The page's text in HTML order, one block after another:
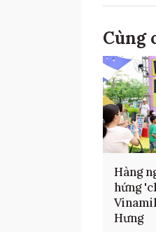
Cùng
Hàng
hứng
Hưng